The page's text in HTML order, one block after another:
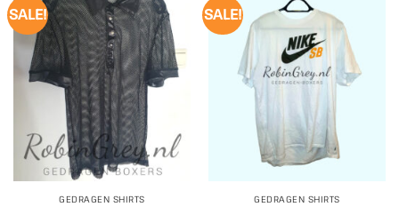
SALE!
GEDRAGEN SHIRTS
SALE!
GEDRAGEN SHIRTS